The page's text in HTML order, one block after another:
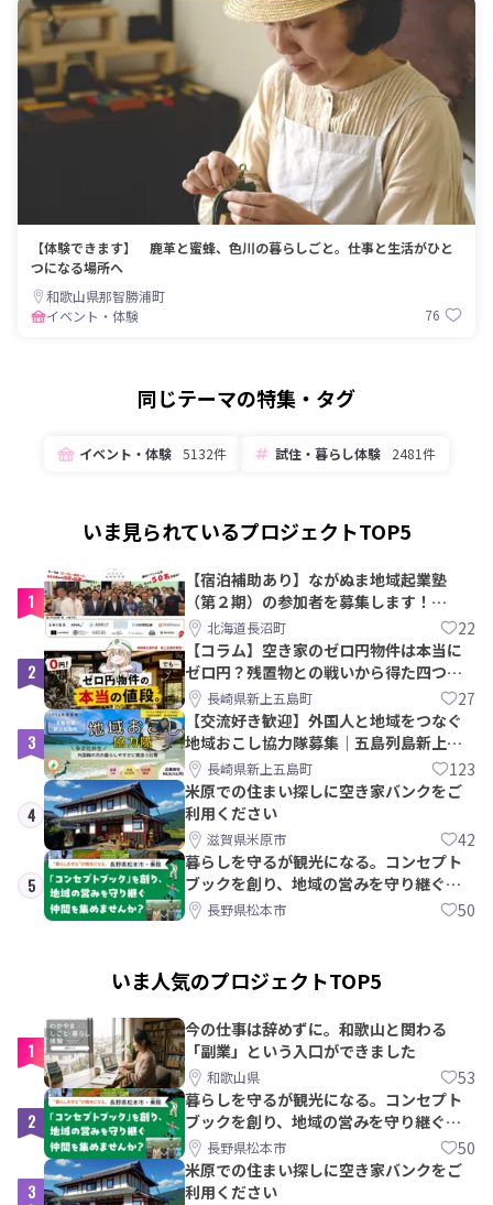
【体験できます】 鹿革と蜜蜂、色川の暮らしごと。仕事と生活がひと
つになる場所へ
和歌山県那智勝浦町
イベント・体験
76
同じテーマの特集・タグ
イベント・体験 5132件 試住・暮らし体験 2481件
いま見られているプロジェクトTOP5
1
【宿泊補助あり】ながぬま地域起業塾
（第２期）の参加者を募集します！
【8/21〆】
北海道長沼町 22
2
【コラム】空き家のゼロ円物件は本当に
ゼロ円？残置物との戦いから得た四つの
教訓｜新上五島町
長崎県新上五島町 27
3
【交流好き歓迎】外国人と地域をつなぐ
地域おこし協力隊募集｜五島列島新上五
島町長崎県新上五島町 123
4
米原での住まい探しに空き家バンクをご
利用ください
滋賀県米原市 42
5
暮らしを守るが観光になる。コンセプト
ブックを創り、地域の営みを守り継ぐ仲
間を集めませんか？
長野県松本市 50
いま人気のプロジェクトTOP5
1
今の仕事は辞めずに。和歌山と関わる
「副業」という入口ができました
和歌山県 53
2
暮らしを守るが観光になる。コンセプト
ブックを創り、地域の営みを守り継ぐ仲
間を集めませんか？
長野県松本市 50
3
米原での住まい探しに空き家バンクをご
利用ください